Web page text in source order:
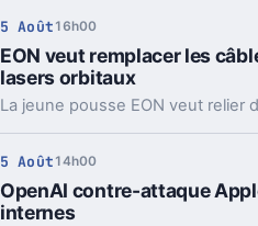
5 Août 16h00
EON veut remplacer les
lasers orbitaux
5 Août 14h00
OpenAI contre-attaque
internes